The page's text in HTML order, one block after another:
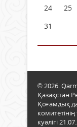
24
25
31
© 2026.
Қазақстан
Қоғамдық
куәлігі